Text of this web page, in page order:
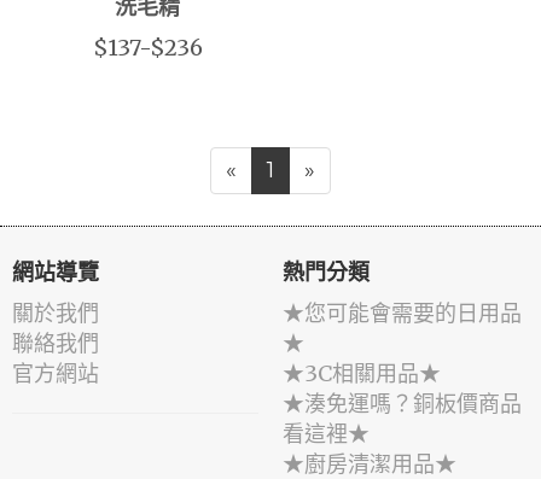
洗毛精
$137-$236
« 1 »
網站導覽
關於我們
聯絡我們
官方網站
熱門分類
★您可能會需要的日用品
★
★3C相關用品★
★湊免運嗎？銅板價商品
看這裡★
★廚房清潔用品★